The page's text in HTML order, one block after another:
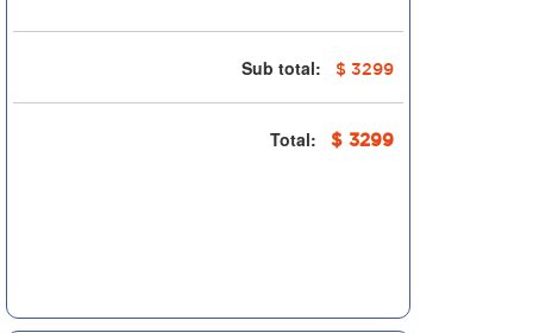
Sub total: $ 3299
Total: $ 3299